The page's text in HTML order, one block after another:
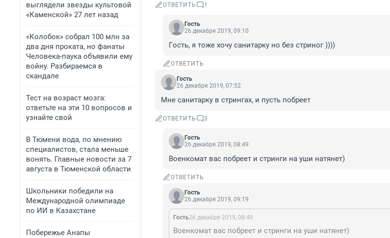
выглядели звезды культовой
«Каменской» 27 лет назад
«Колобок» собрал 100 млн за
два дня проката, но фанаты
Человека-паука объявили ему
войну. Разбираемся в
скандале
Тест на возраст мозга:
ответьте на эти 10 вопросов и
узнайте свой
В Тюмени вода, по мнению
специалистов, стала меньше
вонять. Главные новости за 7
августа в Тюменской области
Школьники победили на
Международной олимпиаде
по ИИ в Казахстане
Побережье Анапы
ОТВЕТИТЬ 1
Гость
26 декабря 2019, 09:10
Гoсть, я тоже хочу санитарку но без стриног ))))
ОТВЕТИТЬ
Гость
26 декабря 2019, 07:52
Мне санитарку в стрингах, и пусть побреет
ОТВЕТИТЬ 3
Гость
26 декабря 2019, 08:49
Военкомат вас побреет и стринги на уши натянет)
ОТВЕТИТЬ
Гость
26 декабря 2019, 09:19
Гость26 декабря 2019, 08:49
Военкомат вас побреет и стринги на уши натянет)